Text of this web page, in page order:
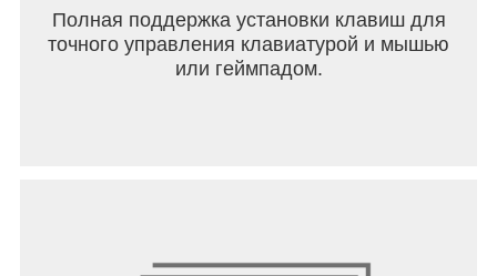
Полная поддержка установки клавиш для
точного управления клавиатурой и мышью
или геймпадом.